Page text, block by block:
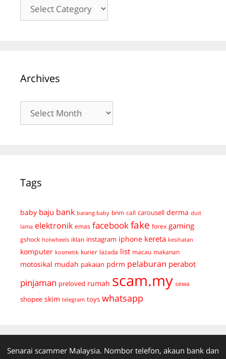
Archives
Tags
baby baju bank barang baby bnm call carousell derma duit
lama elektronik emas facebook fake forex gaming
gshock hotwheels iklan instagram iphone kereta kesihatan
komputer kosmetik kurier lazada list macau makanan
motosikal mudah pakaian pdrm pelaburan perabot
pinjaman preloved rumah scam.my sewa
shopee skim telegram toys whatsapp
Senarai scammer Malaysia. Nombor telefon, akaun bank dan